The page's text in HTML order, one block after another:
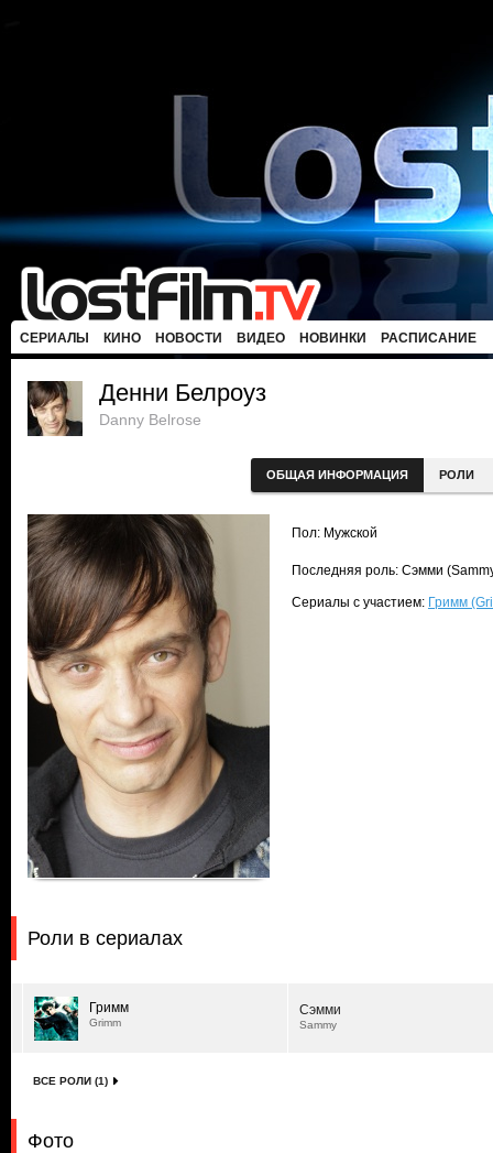
СЕРИАЛЫ КИНО НОВОСТИ ВИДЕО НОВИНКИ РАСПИСАНИЕ
Денни Белроуз
Danny Belrose
ОБЩАЯ ИНФОРМАЦИЯ РОЛИ
Пол: Мужской
Последняя роль: Сэмми
Сериалы с участием: Гримм
Роли в сериалах
Гримм
Grimm
Сэмми
Sammy
ВСЕ РОЛИ (1)
Фото